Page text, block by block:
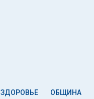
ЗДОРОВЬЕ ОБЩИНА